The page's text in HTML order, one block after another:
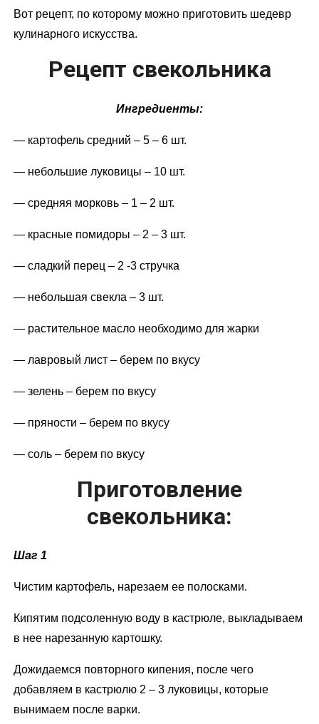
Вот рецепт, по которому можно приготовить шедевр
кулинарного искусства.
Рецепт свекольника
Ингредиенты:
— картофель средний – 5 – 6 шт.
— небольшие луковицы – 10 шт.
— средняя морковь – 1 – 2 шт.
— красные помидоры – 2 – 3 шт.
— сладкий перец – 2 -3 стручка
— небольшая свекла – 3 шт.
— растительное масло необходимо для жарки
— лавровый лист – берем по вкусу
— зелень – берем по вкусу
— пряности – берем по вкусу
— соль – берем по вкусу
Приготовление
свекольника:
Шаг 1
Чистим картофель, нарезаем ее полосками.
Кипятим подсоленную воду в кастрюле, выкладываем
в нее нарезанную картошку.
Дожидаемся повторного кипения, после чего
добавляем в кастрюлю 2 – 3 луковицы, которые
вынимаем после варки.